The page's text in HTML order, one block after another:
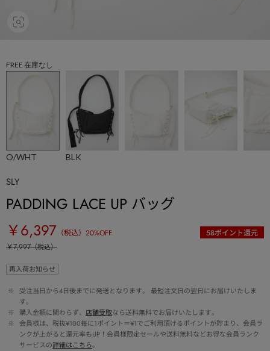
FREE 在庫なし
O/WHT BLK
SLY
PADDING LACE UP バッグ
￥6,397 （税込） 20%OFF 58ポイント還元
￥7,997（税込）
再入荷お知らせ
※
受注当日から4日後までに発送となります。 最短注文日の翌日にお届けいたしま
す。
※
購入金額に関わらず、 店舗受取なら送料無料でお届けいたします。
※
会員様は、税抜¥100毎に1ポイント＝¥1でご利用頂けるポイントが貯まり、会員ラ
ンクが上がると還元率もUP！会員様限定セールや送料無料などお得な会員ランク
サービスの詳細はこちら。